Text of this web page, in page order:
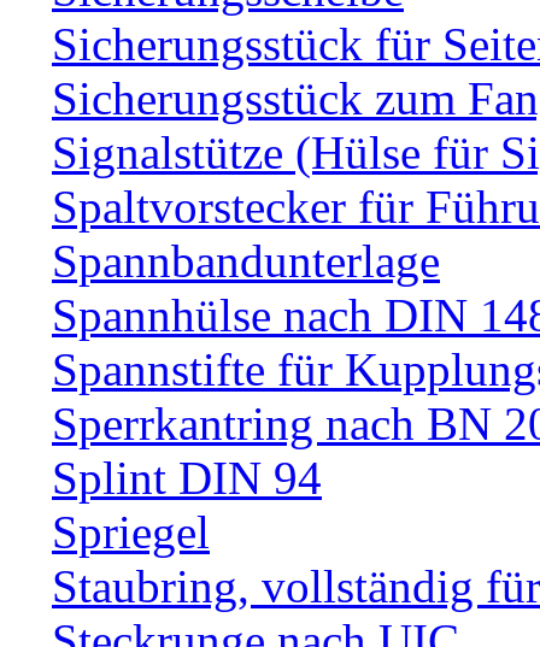
Sicherungsstück für
Sicherungsstück zum
Signalstütze (Hülse für
Spaltvorstecker für
Spannbandunterlage
Spannhülse nach DIN
Spannstifte für
Sperrkantring nach BN
Splint DIN 94
Spriegel
Staubring, vollständig